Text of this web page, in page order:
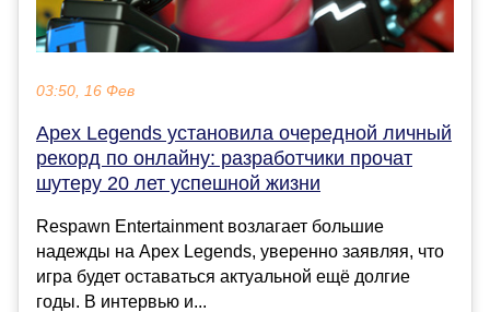
03:50, 16 Фев
Apex Legends установила очередной личный
рекорд по онлайну: разработчики прочат
шутеру 20 лет успешной жизни
Respawn Entertainment возлагает большие
надежды на Apex Legends, уверенно заявляя, что
игра будет оставаться актуальной ещё долгие
годы. В интервью и...